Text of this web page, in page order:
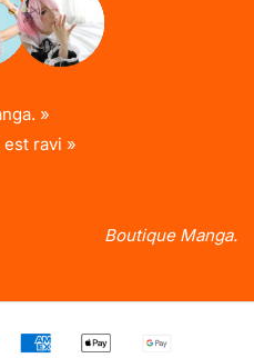
»
ravi »
Boutique Manga.